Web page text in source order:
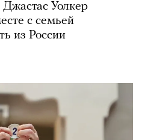
Уолкер
с семьей
из России